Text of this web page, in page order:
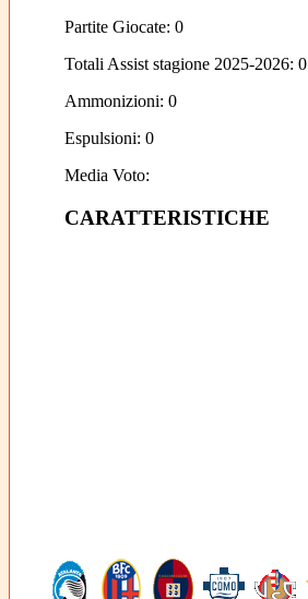
Partite Giocate: 0
Totali Assist stagione 2025-2026: 0
Ammonizioni: 0
Espulsioni: 0
Media Voto:
CARATTERISTICHE